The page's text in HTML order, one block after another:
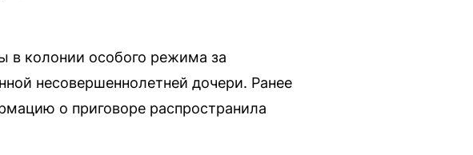
в колонии особого режима за
несовершеннолетней дочери. Ранее
о приговоре распространила